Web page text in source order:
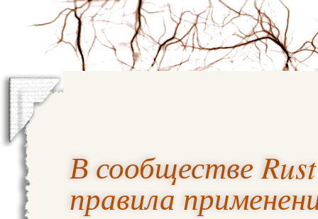
В сообществе
правила